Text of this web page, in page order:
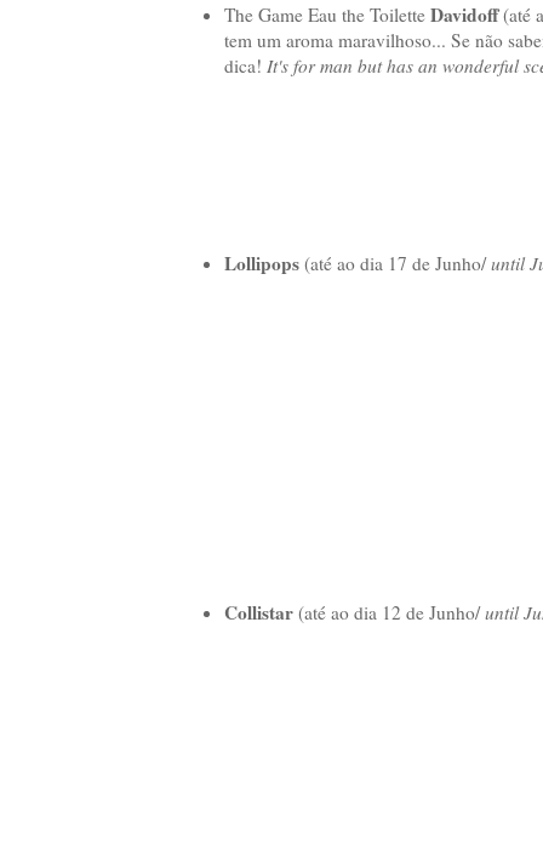
The Game Eau the Toilette Davidoff(até
tem um aroma maravilhoso... Se não
dica! It's for man but has an wonderful
Lollipops (até ao dia 17 de Junho/until
Collistar (até ao dia 12 de Junho/until